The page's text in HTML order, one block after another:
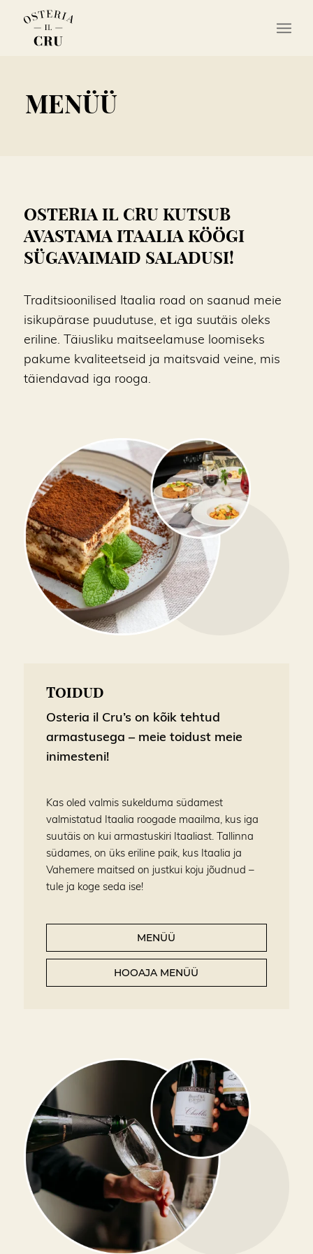
MENÜÜ
OSTERIA IL CRU KUTSUB
AVASTAMA ITAALIA KÖÖGI
SÜGAVAIMAID SALADUSI!
Traditsioonilised Itaalia road on saanud meie
isikupärase puudutuse, et iga suutäis oleks
eriline. Täiusliku maitseelamuse loomiseks
pakume kvaliteetseid ja maitsvaid veine, mis
täiendavad iga rooga.
TOIDUD
Osteria il Cru’s on kõik tehtud
armastusega – meie toidust meie
inimesteni!
Kas oled valmis sukelduma südamest
valmistatud Itaalia roogade maailma, kus iga
suutäis on kui armastuskiri Itaaliast. Tallinna
südames, on üks eriline paik, kus Itaalia ja
Vahemere maitsed on justkui koju jõudnud –
tule ja koge seda ise!
MENÜÜ
HOOAJA MENÜÜ